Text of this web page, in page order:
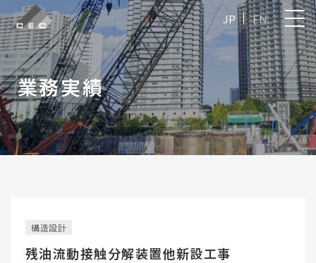
EN
JP
業務実績
構造設計
残油流動接触分解装置他新設工事